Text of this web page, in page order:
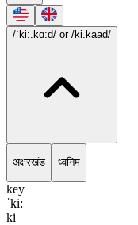
/ˈki:.kɑ:d/ or /ki.kaad/
अक्षरखंड ध्वनिम
key
ˈki:
ki